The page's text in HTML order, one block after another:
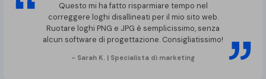
Questo mi ha fatto risparmiare tempo nel
correggere loghi disallineati per il mio sito web.
Ruotare loghi PNG e JPG è semplicissimo, senza
alcun software di progettazione. Consigliatissimo!
- Sarah K. | Specialista di marketing